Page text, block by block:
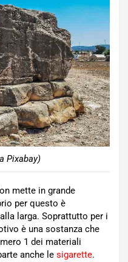
Pixabay)
mette in grande
per questo è
larga. Soprattutto per i
è una sostanza che
1 dei materiali
anche le sigarette.